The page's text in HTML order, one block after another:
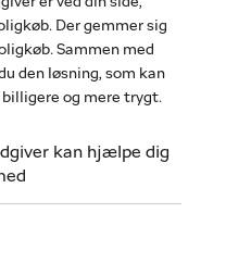
Der gemmer sig
Sammen med
den løsning, som kan
og mere trygt.
kan hjælpe dig